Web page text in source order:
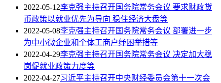
2022-05-12李克强主持召开国务院常务会议 要求财政货
币政策以就业优先为导向 稳住经济大盘等
2022-05-08李克强主持召开国务院常务会议 部署进一步
为中小微企业和个体工商户纾困举措等
2022-04-29李克强主持召开国务院常务会议 决定加大稳
岗促就业政策力度等
2022-04-27习近平主持召开中央财经委员会第十一次会